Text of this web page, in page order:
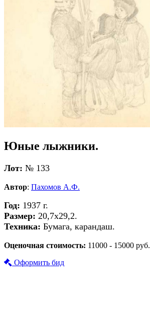
Юные лыжники.
Лот: № 133
Автор: Пахомов А.Ф.
Год: 1937 г.
Размер: 20,7х29,2.
Техника: Бумага, карандаш.
Оценочная стоимость: 11000 - 15000 руб.
Оформить бид